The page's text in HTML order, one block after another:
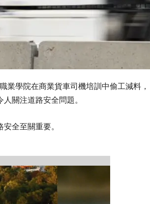
業學院在商業貨車司機培訓中偷工減料，
關注道路安全問題。
全至關重要。